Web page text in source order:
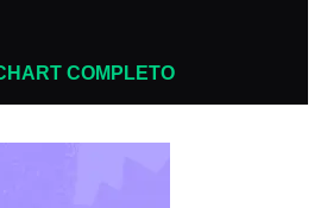
COMPLETO